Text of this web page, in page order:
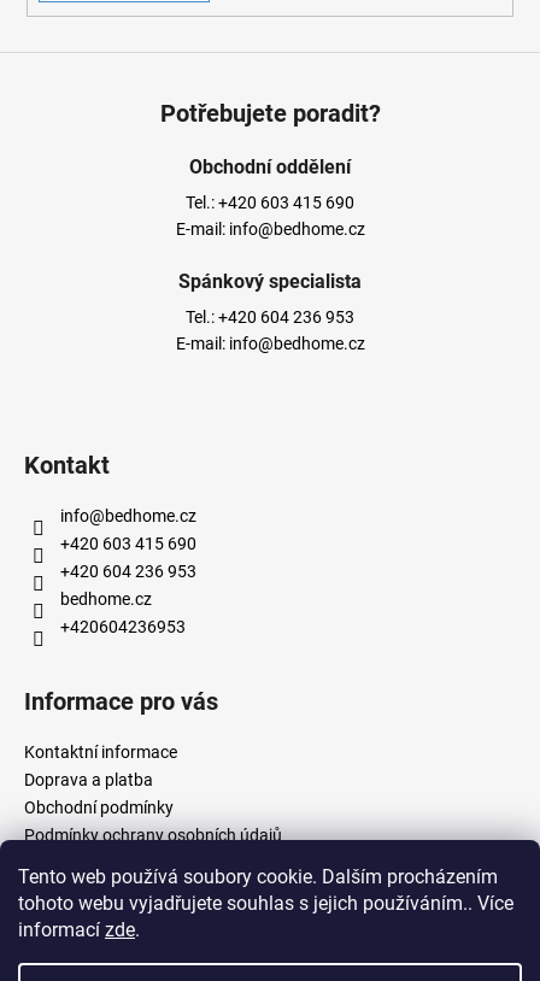
Tento web používá soubory cookie. Dalším procházením
tohoto webu vyjadřujete souhlas s jejich používáním.. Více
informací zde.
Potřebujete poradit?
Obchodní oddělení
Tel.:+420 603 415 690
E-mail: info@bedhome.cz
Spánkový specialista
Tel.:+420 604 236 953
E-mail: info@bedhome.cz
Kontakt
info@bedhome.cz
+420 603 415 690
+420 604 236 953
bedhome.cz
+420604236953
Informace pro vás
Kontaktní informace
Doprava a platba
Obchodní podmínky
Podmínky ochrany osobních údajů
Facebook